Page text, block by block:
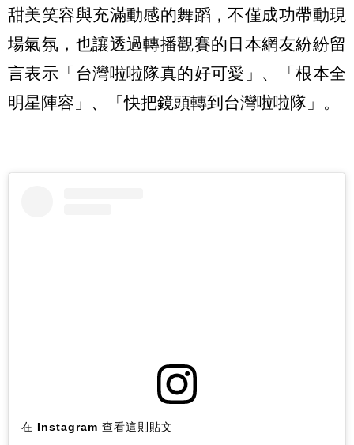
甜美笑容與充滿動感的舞蹈，不僅成功帶動現
場氣氛，也讓透過轉播觀賽的日本網友紛紛留
言表示「台灣啦啦隊真的好可愛」、「根本全
明星陣容」、「快把鏡頭轉到台灣啦啦隊」。
在 Instagram 查看這則貼文